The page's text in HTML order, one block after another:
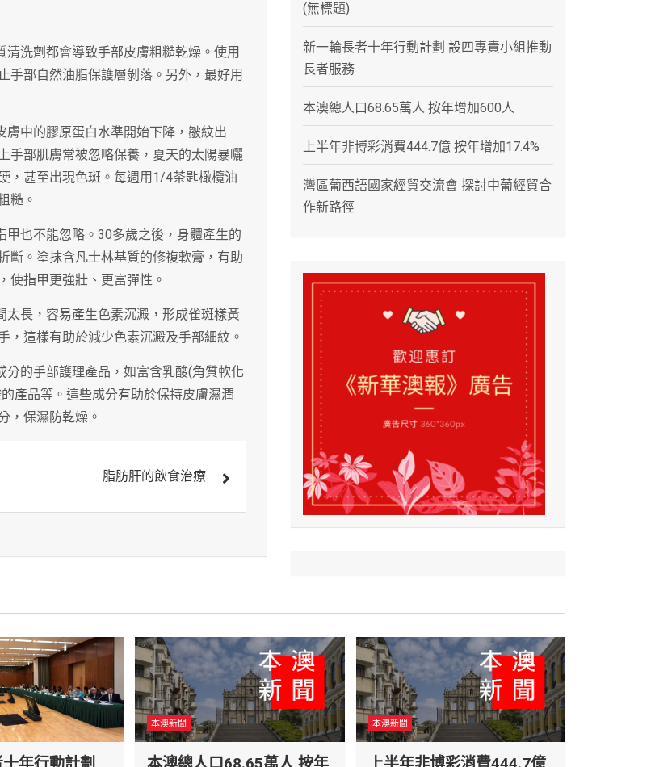
洗劑都會導致手部皮膚粗糙乾燥。使用
手部自然油脂保護層剝落。另外，最好用
中的膠原蛋白水準開始下降，皺紋出
手部肌膚常被忽略保養，夏天的太陽暴曬
，甚至出現色斑。每週用1/4茶匙橄欖油
糙。
也不能忽略。30多歲之後，身體產生的
斷。塗抹含凡士林基質的修複軟膏，有助
使指甲更強壯、更富彈性。
長，容易產生色素沉澱，形成雀斑樣黃
，這樣有助於減少色素沉澱及手部細紋。
的手部護理產品，如富含乳酸(角質軟化
產品等。這些成分有助於保持皮膚濕潤
，保濕防乾燥。
脂肪肝的飲食治療
(無標題)
新一輪長者十年行動計劃 設四專責小組推動
長者服務
本澳總人口68.65萬人 按年增加600人
上半年非博彩消費444.7億 按年增加17.4%
灣區葡西語國家經貿交流會 探討中葡經貿合
作新路徑
本澳新聞 本澳新聞